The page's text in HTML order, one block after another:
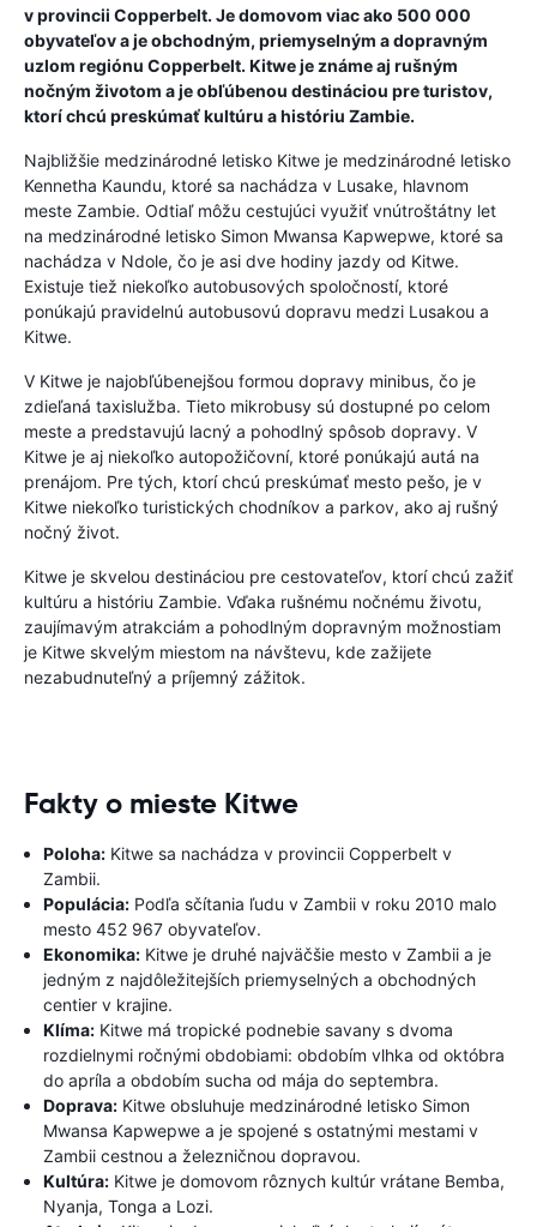
v provincii Copperbelt. Je domovom viac ako 500 000
obyvateľov a je obchodným, priemyselným a dopravným
uzlom regiónu Copperbelt. Kitwe je známe aj rušným
nočným životom a je obľúbenou destináciou pre turistov,
ktorí chcú preskúmať kultúru a históriu Zambie.
Najbližšie medzinárodné letisko Kitwe je medzinárodné letisko
Kennetha Kaundu, ktoré sa nachádza v Lusake, hlavnom
meste Zambie. Odtiaľ môžu cestujúci využiť vnútroštátny let
na medzinárodné letisko Simon Mwansa Kapwepwe, ktoré sa
nachádza v Ndole, čo je asi dve hodiny jazdy od Kitwe.
Existuje tiež niekoľko autobusových spoločností, ktoré
ponúkajú pravidelnú autobusovú dopravu medzi Lusakou a
Kitwe.
V Kitwe je najobľúbenejšou formou dopravy minibus, čo je
zdieľaná taxislužba. Tieto mikrobusy sú dostupné po celom
meste a predstavujú lacný a pohodlný spôsob dopravy. V
Kitwe je aj niekoľko autopožičovní, ktoré ponúkajú autá na
prenájom. Pre tých, ktorí chcú preskúmať mesto pešo, je v
Kitwe niekoľko turistických chodníkov a parkov, ako aj rušný
nočný život.
Kitwe je skvelou destináciou pre cestovateľov, ktorí chcú zažiť
kultúru a históriu Zambie. Vďaka rušnému nočnému životu,
zaujímavým atrakciám a pohodlným dopravným možnostiam
je Kitwe skvelým miestom na návštevu, kde zažijete
nezabudnuteľný a príjemný zážitok.
Fakty o mieste Kitwe
Poloha: Kitwe sa nachádza v provincii Copperbelt v
Zambii.
Populácia: Podľa sčítania ľudu v Zambii v roku 2010 malo
mesto 452 967 obyvateľov.
Ekonomika: Kitwe je druhé najväčšie mesto v Zambii a je
jedným z najdôležitejších priemyselných a obchodných
centier v krajine.
Klíma: Kitwe má tropické podnebie savany s dvoma
rozdielnymi ročnými obdobiami: obdobím vlhka od októbra
do apríla a obdobím sucha od mája do septembra.
Doprava: Kitwe obsluhuje medzinárodné letisko Simon
Mwansa Kapwepwe a je spojené s ostatnými mestami v
Zambii cestnou a železničnou dopravou.
Kultúra: Kitwe je domovom rôznych kultúr vrátane Bemba,
Nyanja, Tonga a Lozi.